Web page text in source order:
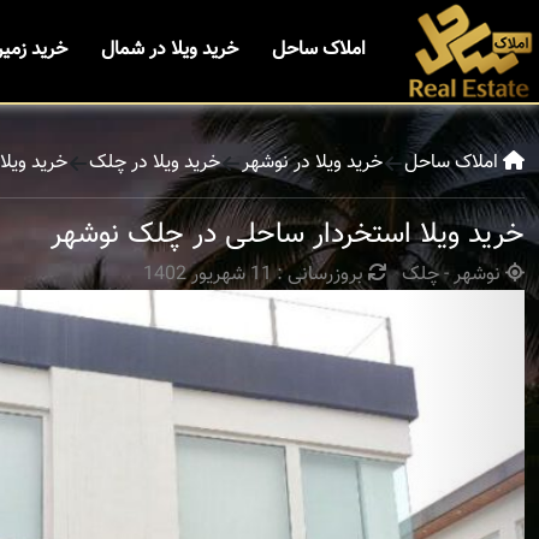
املاک ساحل خرید ویلا در شمال خرید
املاک ساحل خرید ویلا در نوشهر خرید ویلا در چلک خرید
خرید ویلا استخردار ساحلی در چلک نوشهر
نوشهر - چلک بروزرسانی : 11 شهریور 1402